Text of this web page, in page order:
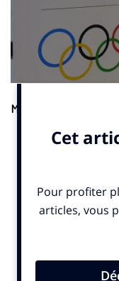
Médias
entièrement dédiée
Jeux olympiques
plateforme france.tv
compétitions et
audiovisuel public. La
©